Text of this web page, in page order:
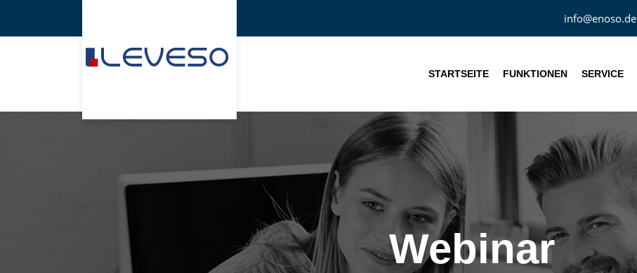
info@enoso.de
STARTSEITE FUNKTIONEN SERVICE
Webinar